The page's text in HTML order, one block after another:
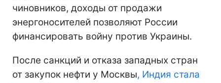
чиновников, доходы от продажи
энергоносителей позволяют России
финансировать войну против Украины.
После санкций и отказа западных стран
от закупок нефти у Москвы, Индия стала